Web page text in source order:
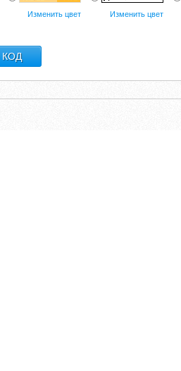
Изменить цвет Изменить цвет